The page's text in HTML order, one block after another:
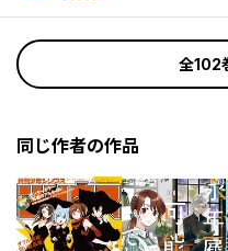
全102
同じ作者の作品